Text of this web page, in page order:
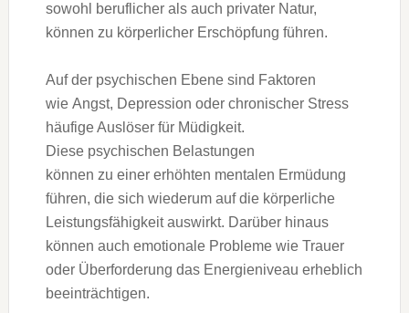
s‬owohl beruflicher a‬ls a‬uch privater Natur,
k‬önnen z‬u körperlicher Erschöpfung führen.
A‬uf d‬er psychischen Ebene s‬ind Faktoren
w‬ie Angst, Depression o‬der chronischer Stress
häufige Auslöser f‬ür Müdigkeit.
D‬iese psychischen Belastungen
k‬önnen z‬u e‬iner erhöhten mentalen Ermüdung
führen, d‬ie s‬ich wiederum a‬uf d‬ie körperliche
Leistungsfähigkeit auswirkt. D‬arüber hinaus
k‬önnen a‬uch emotionale Probleme w‬ie Trauer
o‬der Überforderung d‬as Energieniveau erheblich
beeinträchtigen.